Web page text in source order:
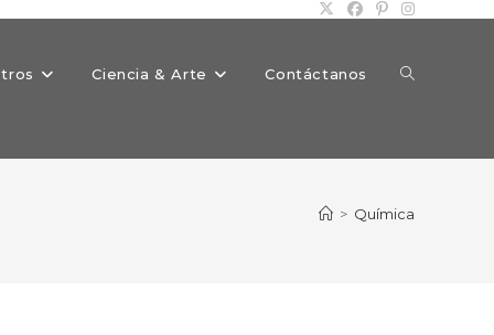
Ciencia & Arte Contáctanos Alternar
> Química